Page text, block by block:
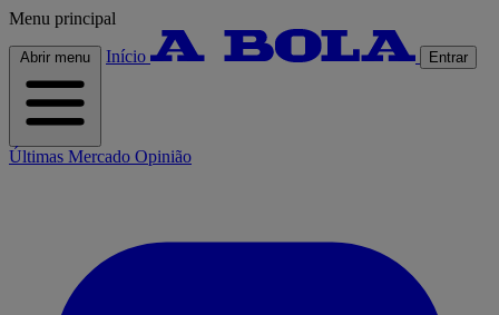
Menu principal
Abrir menu Início Entrar
Últimas Mercado Opinião